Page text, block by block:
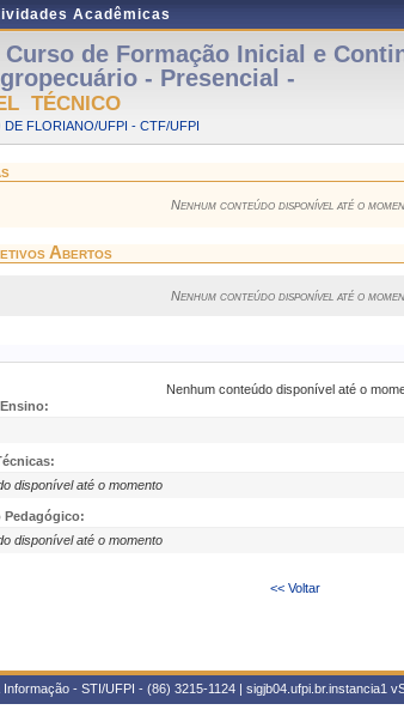
Acadêmicas
Curso de Formação Inicial e
- Presencial -
TÉCNICO
FLORIANO/UFPI - CTF/UFPI
Nenhum conteúdo disponível até o
Abertos
Nenhum conteúdo disponível até o
Nenhum conteúdo disponível até o
disponível até o momento
Pedagógico:
disponível até o momento
<< Voltar
- STI/UFPI - (86) 3215-1124 | sigjb04.ufpi.br.instancia1